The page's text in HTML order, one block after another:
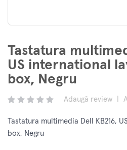
Tastatura
US international
box, Negru
Adaugă review
Tastatura multimedia Dell KB216,
box, Negru